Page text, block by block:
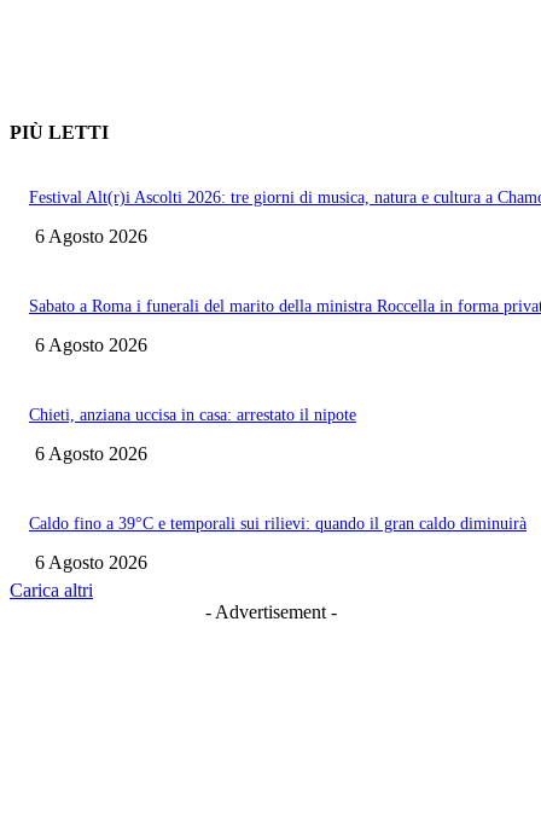
PIÙ LETTI
Festival Alt(r)i Ascolti 2026: tre giorni di musica, natura e cultura a
6 Agosto 2026
Sabato a Roma i funerali del marito della ministra Roccella in forma
6 Agosto 2026
Chieti, anziana uccisa in casa: arrestato il nipote
6 Agosto 2026
Caldo fino a 39°C e temporali sui rilievi: quando il gran caldo diminuirà
6 Agosto 2026
Carica altri
- Advertisement -